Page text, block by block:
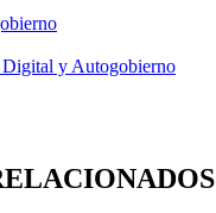
y Autogobierno